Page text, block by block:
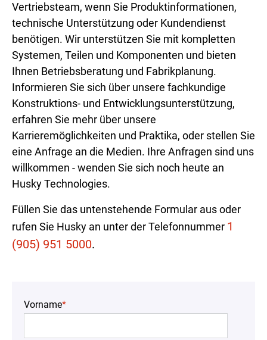
Vertriebsteam, wenn Sie Produktinformationen,
technische Unterstützung oder Kundendienst
benötigen. Wir unterstützen Sie mit kompletten
Systemen, Teilen und Komponenten und bieten
Ihnen Betriebsberatung und Fabrikplanung.
Informieren Sie sich über unsere fachkundige
Konstruktions- und Entwicklungsunterstützung,
erfahren Sie mehr über unsere
Karrieremöglichkeiten und Praktika, oder stellen Sie
eine Anfrage an die Medien. Ihre Anfragen sind uns
willkommen - wenden Sie sich noch heute an
Husky Technologies.
Füllen Sie das untenstehende Formular aus oder
rufen Sie Husky an unter der Telefonnummer 1
(905) 951 5000.
Vorname*